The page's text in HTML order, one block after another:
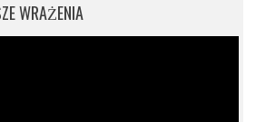
WRAŻENIA